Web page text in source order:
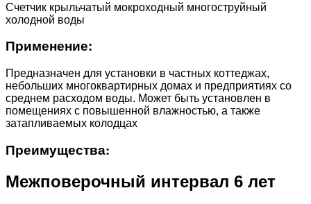
Счетчик крыльчатый мокроходный многоструйный
холодной воды
Применение:
Предназначен для установки в частных коттеджах,
небольших многоквартирных домах и предприятиях со
среднем расходом воды. Может быть установлен в
помещениях с повышенной влажностью, а также
затапливаемых колодцах
Преимущества:
Межповерочный интервал 6 лет